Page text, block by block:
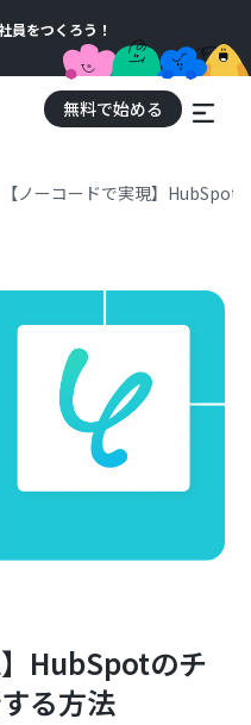
員をつくろう！
無料で始める
【ノーコードで実現】HubSpot
】HubSpotのチ
る方法